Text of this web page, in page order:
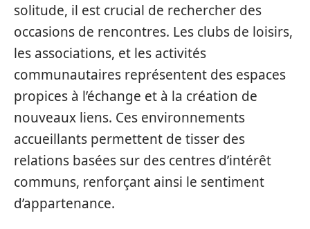
solitude, il est crucial de rechercher des
occasions de rencontres. Les clubs de loisirs,
les associations, et les activités
communautaires représentent des espaces
propices à l’échange et à la création de
nouveaux liens. Ces environnements
accueillants permettent de tisser des
relations basées sur des centres d’intérêt
communs, renforçant ainsi le sentiment
d’appartenance.